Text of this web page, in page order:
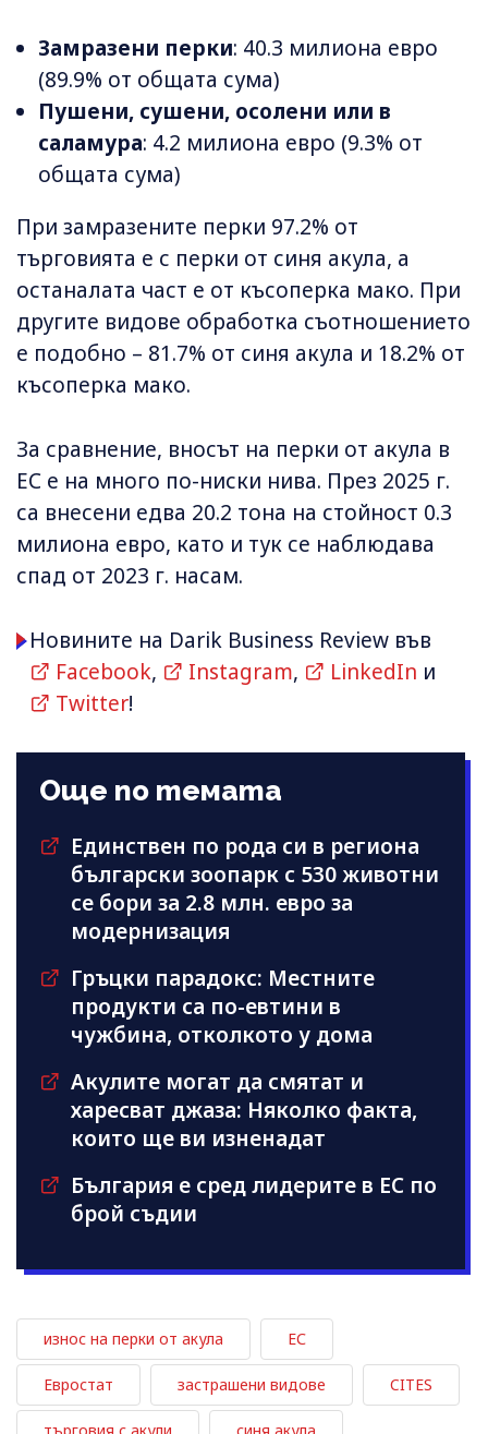
Замразени перки: 40.3 милиона евро
(89.9% от общата сума)
Пушени, сушени, осолени или в
саламура: 4.2 милиона евро (9.3% от
общата сума)
При замразените перки 97.2% от
търговията е с перки от синя акула, а
останалата част е от късоперка мако. При
другите видове обработка съотношението
е подобно – 81.7% от синя акула и 18.2% от
късоперка мако.
За сравнение, вносът на перки от акула в
ЕС е на много по-ниски нива. През 2025 г.
са внесени едва 20.2 тона на стойност 0.3
милиона евро, като и тук се наблюдава
спад от 2023 г. насам.
Новините на Darik Business Review във
Facebook, Instagram, LinkedIn и
Twitter!
Още по темата
Единствен по рода си в региона
български зоопарк с 530 животни
се бори за 2.8 млн. евро за
модернизация
Гръцки парадокс: Местните
продукти са по-евтини в
чужбина, отколкото у дома
Акулите могат да смятат и
харесват джаза: Няколко факта,
които ще ви изненадат
България е сред лидерите в ЕС по
брой съдии
износ на перки от акула ЕС
Евростат застрашени видове CITES